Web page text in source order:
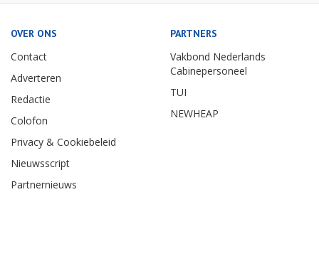
OVER ONS
Contact
Adverteren
Redactie
Colofon
Privacy & Cookiebeleid
Nieuwsscript
Partnernieuws
PARTNERS
Vakbond Nederlands
Cabinepersoneel
TUI
NEWHEAP